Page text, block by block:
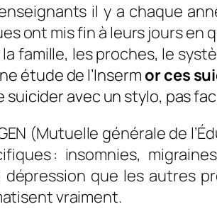
il y a chaque
ont mis fin à leurs jours en
famille, les proches, le
étude de l’Inserm or ces
avec un stylo, pas
(Mutuelle générale de
: insomnies,
que les autres
vraiment.